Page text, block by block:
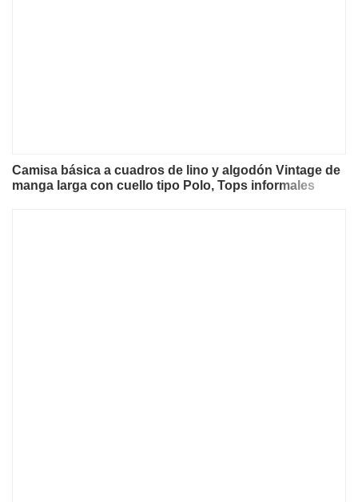
Camisa básica a cuadros de lino y algodón Vintage de
manga larga con cuello tipo Polo, Tops informales